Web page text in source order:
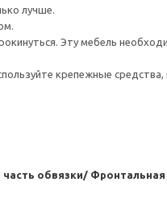
лучше.
Эту мебель
крепежные
обвязки/